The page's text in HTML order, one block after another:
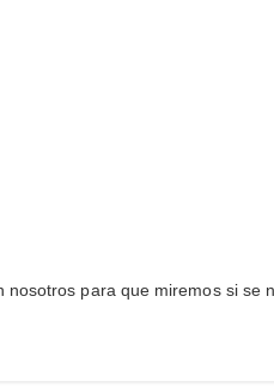
para que miremos si se